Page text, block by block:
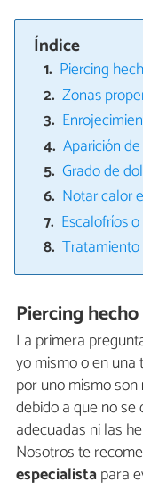
Índice
Piercing
Zonas
Aparición
Grado de
Notar calor
Escalofríos
Piercing
La primera
yo mismo o en una
por uno mismo son
debido a que no se
adecuadas ni las
Nosotros te
especialistapara